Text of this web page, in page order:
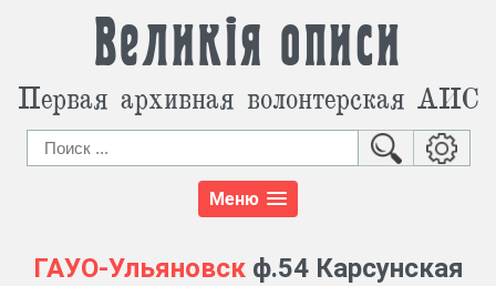
Великія описи
Первая архивная волонтерская АИС
Меню
ГАУО-Ульяновскф.54 Карсунская